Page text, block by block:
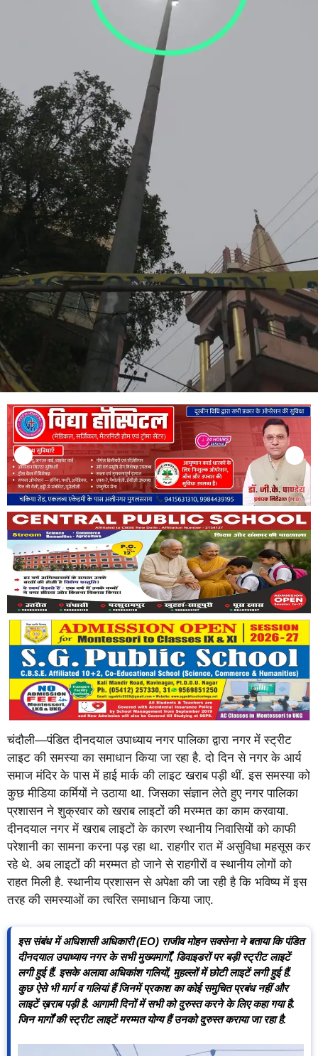
चंदौली—पंडित दीनदयाल उपाध्याय नगर पालिका द्वारा नगर में स्ट्रीट
लाइट की समस्या का समाधान किया जा रहा है. दो दिन से नगर के आर्य
समाज मंदिर के पास में हाई मार्क की लाइट खराब पड़ी थीं. इस समस्या को
कुछ मीडिया कर्मियों ने उठाया था. जिसका संज्ञान लेते हुए नगर पालिका
प्रशासन ने शुक्रवार को खराब लाइटों की मरम्मत का काम करवाया.
दीनदयाल नगर में खराब लाइटों के कारण स्थानीय निवासियों को काफी
परेशानी का सामना करना पड़ रहा था. राहगीर रात में असुविधा महसूस कर
रहे थे. अब लाइटों की मरम्मत हो जाने से राहगीरों व स्थानीय लोगों को
राहत मिली है. स्थानीय प्रशासन से अपेक्षा की जा रही है कि भविष्य में इस
तरह की समस्याओं का त्वरित समाधान किया जाए.
इस संबंध में अधिशासी अधिकारी (EO) राजीव मोहन सक्सेना ने बताया कि पंडित
दीनदयाल उपाध्याय नगर के सभी मुख्यमार्गों, डिवाइडरों पर बड़ी स्ट्रीट लाइटें
लगी हुई हैं. इसके अलावा अधिकांश गलियों, मुहल्लों में छोटी लाइटें लगी हुई हैं.
कुछ ऐसे भी मार्ग व गलियां हैं जिनमें प्रकाश का कोई समुचित प्रबंध नहीं और
लाइटें ख़राब पड़ी है. आगामी दिनों में सभी को दुरुस्त करने के लिए कहा गया है.
जिन मार्गों की स्ट्रीट लाइटें मरम्मत योग्य हैं उनको दुरुस्त कराया जा रहा है.